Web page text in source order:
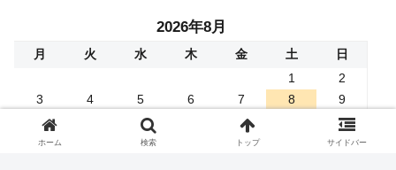
2026年8月
月 火 水 木 金 土
日
1
2
3
4 5 6 7 8
9
10
12 14
16
17
19 21
23
ホーム 検索 トップ サイドバー